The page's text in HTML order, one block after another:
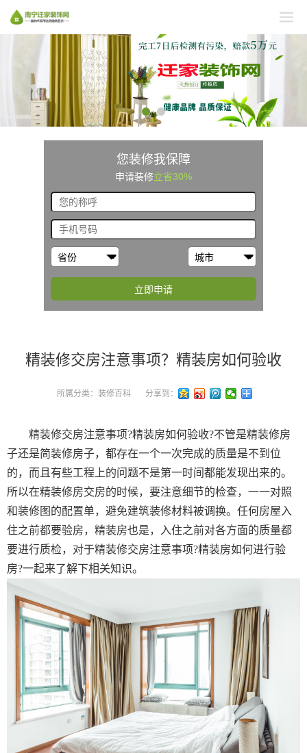
您装修我保障
申请装修立省30%
精装修交房注意事项？精装房如何验收
所属分类： 装修百科 分享到：
精装修交房注意事项?精装房如何验收?不管是精装修房
子还是简装修房子，都存在一个一次完成的质量是不到位
的，而且有些工程上的问题不是第一时间都能发现出来的。
所以在精装修房交房的时候，要注意细节的检查，一一对照
和装修图的配置单，避免建筑装修材料被调换。任何房屋入
住之前都要验房，精装房也是，入住之前对各方面的质量都
要进行质检，对于精装修交房注意事项?精装房如何进行验
房?一起来了解下相关知识。